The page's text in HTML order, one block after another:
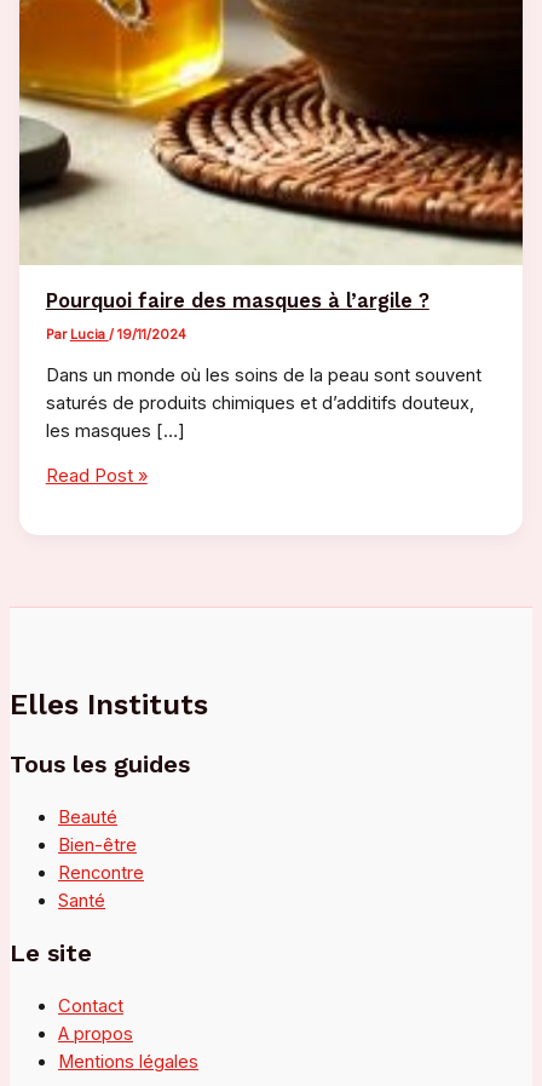
Pourquoi faire des masques à l’argile ?
Par Lucia / 19/11/2024
Dans un monde où les soins de la peau sont souvent
saturés de produits chimiques et d’additifs douteux,
les masques […]
Pourquoi
des
l’argile
Read Post »
Elles Instituts
Tous les guides
Beauté
Bien-être
Rencontre
Santé
Le site
Contact
A propos
Mentions légales